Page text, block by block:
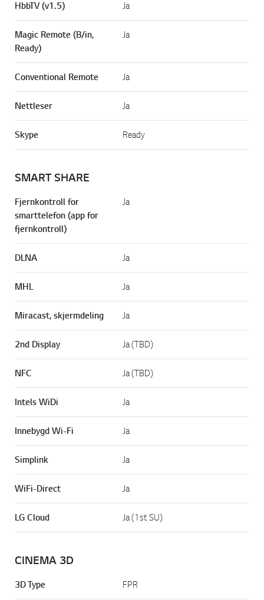
HbbTV (v1.5) Ja
Magic Remote (B/in,
Ready)
Ja
Conventional Remote Ja
Nettleser Ja
Skype Ready
SMART SHARE
Fjernkontroll for
smarttelefon (app for
fjernkontroll)
Ja
DLNA Ja
MHL Ja
Miracast, skjermdeling Ja
2nd Display Ja (TBD)
NFC Ja (TBD)
Intels WiDi Ja
Innebygd Wi-Fi Ja
Simplink Ja
WiFi-Direct Ja
LG Cloud Ja (1st SU)
CINEMA 3D
3D Type FPR